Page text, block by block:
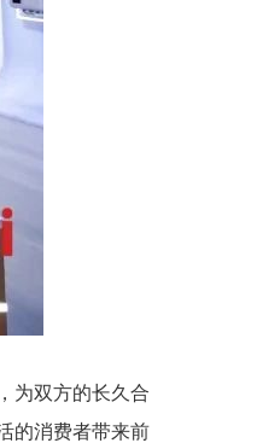
为双方的长久合
的消费者带来前